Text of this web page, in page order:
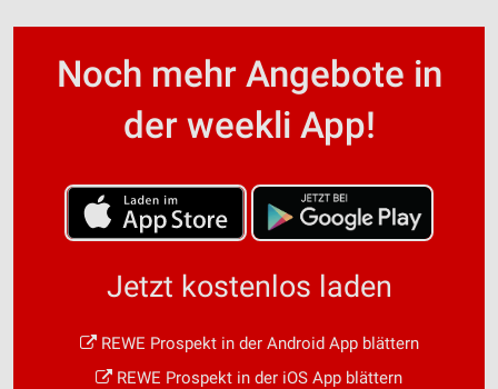
Noch mehr Angebote in
der weekli App!
Jetzt kostenlos laden
REWE Prospekt in der Android App blättern
REWE Prospekt in der iOS App blättern